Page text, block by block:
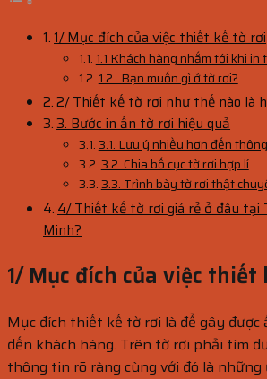
1/ Mục đích của việc thiết kế tờ rơi
1.1 Khách hàng nhắm tới khi in
1.2 . Bạn muốn gì ở tờ rơi?
2/ Thiết kế tờ rơi như thế nào là
3. Bước in ấn tờ rơi hiệu quả
3.1. Lưu ý nhiều hơn đến
3.2. Chia bố cục tờ rơi hợp lí
3.3. Trình bày tờ rơi thật
4/ Thiết kế tờ rơi giá rẻ ở đâu tại
Minh?
1/ Mục đích của việc
Mục đích thiết kế tờ rơi là để gây
đến khách hàng. Trên tờ rơi phải tìm
thông tin rõ ràng cùng với đó là những